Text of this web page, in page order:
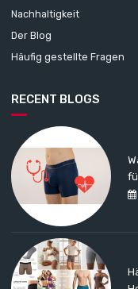
Nachhaltigkeit
Der Blog
Häufig gestellte Fragen
RECENT BLOGS